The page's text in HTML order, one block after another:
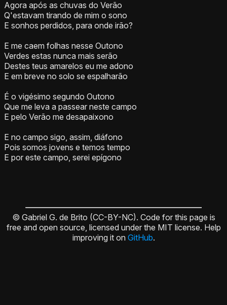
Agora após as chuvas do Verão
Q'estavam tirando de mim o sono
E sonhos perdidos, para onde irão?
E me caem folhas nesse Outono
Verdes estas nunca mais serão
Destes teus amarelos eu me adono
E em breve no solo se espalharão
É o vigésimo segundo Outono
Que me leva a passear neste campo
E pelo Verão me desapaixono
E no campo sigo, assim, diáfono
Pois somos jovens e temos tempo
E por este campo, serei epígono
© Gabriel G. de Brito (CC-BY-NC). Code for this page is
free and open source, licensed under the MIT license. Help
improving it on GitHub.